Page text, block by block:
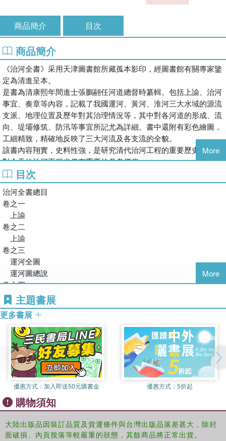
商品簡介 目次
商品簡介
《治河全書》采用天津圖書館所藏孤本影印，經圖書館有關專家鑒
定為清進呈本。
是書為清康熙年間進士張鵬翮任河道總督時纂輯。包括上諭、治河
事宜、奏章等內容，記載了我國運河、黃河、淮河三大水域的源流
支派、地理位置及歷年對其治理情況等，其中對各河道的形成、流
向、堤壩修筑、防汛等事宜所記尤為詳細。書中還附有彩色繪圖，
工細精致，精確地反映了三大河流及各支流的全貌。
該書內容翔實，史料性強，是研究清代治河工程的重要歷史資料，
對今天的治河工程也仍有重要的參考價值。
More
目次
治河全書總目
卷之一
上諭
卷之二
上諭
卷之三
運河全圖
運河圖總說
卷之四
卷之五
卷之六
卷之七
卷之八
卷之九
卷之十
卷之十一
卷之十二
卷之十三
卷之十四 章奏
卷之十五 章奏
卷之十六 章奏
卷之十七 章奏
More
主題書展
更多書展
優惠方式： 加入即送50元購書金 優惠方式： 5折起
購物須知
大陸出版品因裝訂品質及貨運條件與台灣出版品落差甚大，除封
面破損、內頁脫落等較嚴重的狀態，其餘商品將正常出貨。